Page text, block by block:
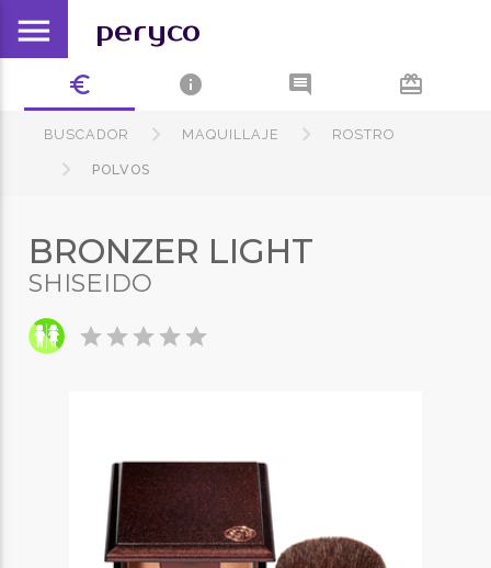
menu peryco
euro_symbol info comment card_giftcard
BUSCADOR MAQUILLAJE ROSTRO
POLVOS
BRONZER LIGHT
SHISEIDO
starstarstarstarstar